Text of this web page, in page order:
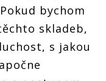
bychom
skladeb,
s jakou